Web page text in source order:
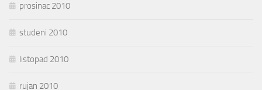
prosinac 2010
studeni 2010
listopad 2010
rujan 2010